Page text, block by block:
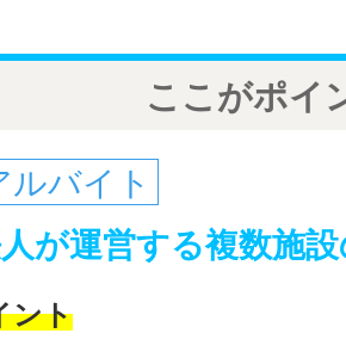
ここがポイ
ルバイト
が運営する複数施
ント